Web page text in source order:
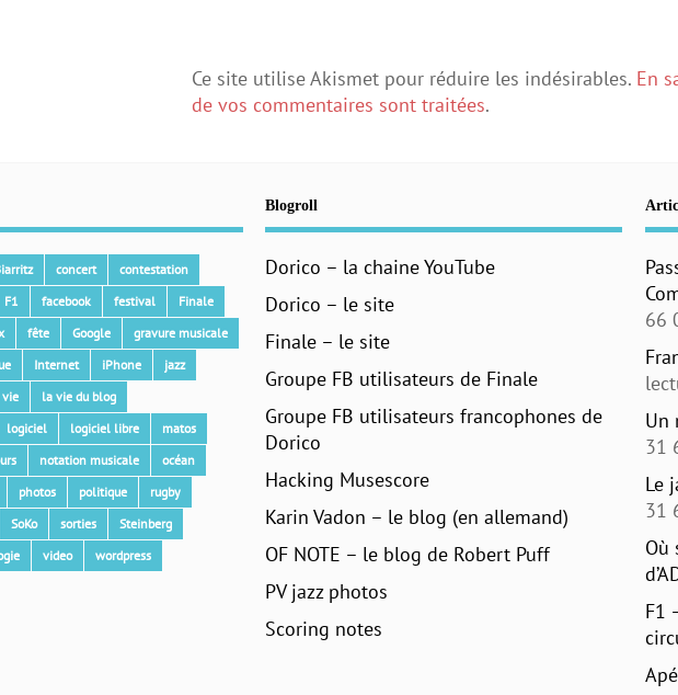
Ce site utilise Akismet pour réduire les indésirables. En
de vos commentaires sont traitées.
concert
contestation
F1 facebook festival
Finale
fête Google
gravure musicale
Internet iPhone
jazz
la vie du blog
logiciel logiciel libre
matos
notation musicale
océan
photos politique
rugby
SoKo sorties
Steinberg
video wordpress
Blogroll
Dorico – la chaine YouTube
Dorico – le site
Finale – le site
Groupe FB utilisateurs de Finale
Groupe FB utilisateurs francophones de
Dorico
Hacking Musescore
Karin Vadon – le blog (en allemand)
OF NOTE – le blog de Robert Puff
PV jazz photos
Scoring notes
66
Un
31
Le
31
Où
F1